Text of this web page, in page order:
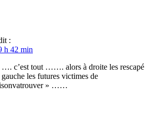
:
h 42 min
…. c’est tout ……. alors à droite les rescapé
les futures victimes de
» ……